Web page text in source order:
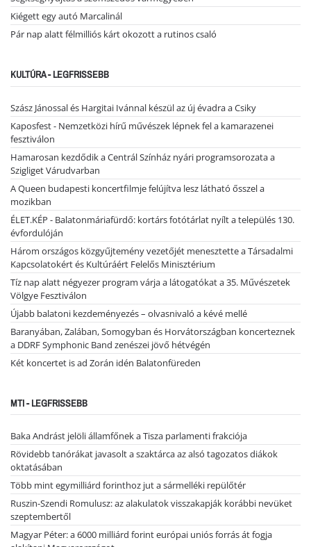
Kiégett egy autó Marcalinál
Pár nap alatt félmilliós kárt okozott a rutinos csaló
KULTÚRA - LEGFRISSEBB
Szász Jánossal és Hargitai Ivánnal készül az új évadra a Csiky
Kaposfest - Nemzetközi hírű művészek lépnek fel a kamarazenei
fesztiválon
Hamarosan kezdődik a Centrál Színház nyári programsorozata a
Szigliget Várudvarban
A Queen budapesti koncertfilmje felújítva lesz látható ősszel a
mozikban
ÉLET.KÉP - Balatonmáriafürdő: kortárs fotótárlat nyílt a település 130.
évfordulóján
Három országos közgyűjtemény vezetőjét menesztette a Társadalmi
Kapcsolatokért és Kultúráért Felelős Minisztérium
Tíz nap alatt négyezer program várja a látogatókat a 35. Művészetek
Völgye Fesztiválon
Újabb balatoni kezdeményezés – olvasnivaló a kévé mellé
Baranyában, Zalában, Somogyban és Horvátországban koncerteznek
a DDRF Symphonic Band zenészei jövő hétvégén
Két koncertet is ad Zorán idén Balatonfüreden
MTI - LEGFRISSEBB
Baka Andrást jelöli államfőnek a Tisza parlamenti frakciója
Rövidebb tanórákat javasolt a szaktárca az alsó tagozatos diákok
oktatásában
Több mint egymilliárd forinthoz jut a sármelléki repülőtér
Ruszin-Szendi Romulusz: az alakulatok visszakapják korábbi nevüket
szeptembertől
Magyar Péter: a 6000 milliárd forint európai uniós forrás át fogja